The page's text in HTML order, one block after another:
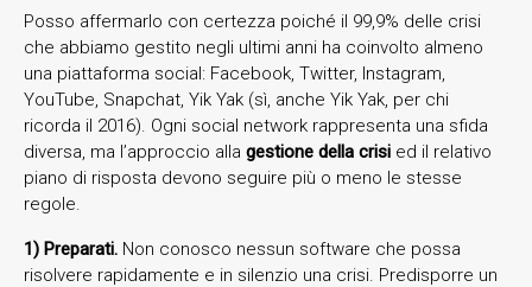
Posso affermarlo con certezza poiché il 99,9% delle crisi
che abbiamo gestito negli ultimi anni ha coinvolto almeno
una piattaforma social: Facebook, Twitter, Instagram,
YouTube, Snapchat, Yik Yak (sì, anche Yik Yak, per chi
ricorda il 2016). Ogni social network rappresenta una sfida
diversa, ma l’approccio alla gestione della crisi ed il relativo
piano di risposta devono seguire più o meno le stesse
regole.
1) Preparati. Non conosco nessun software che possa
risolvere rapidamente e in silenzio una crisi. Predisporre un